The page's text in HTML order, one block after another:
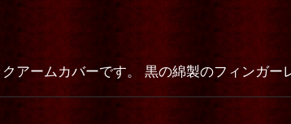
ームカバーです。 黒の綿製のフィンガー